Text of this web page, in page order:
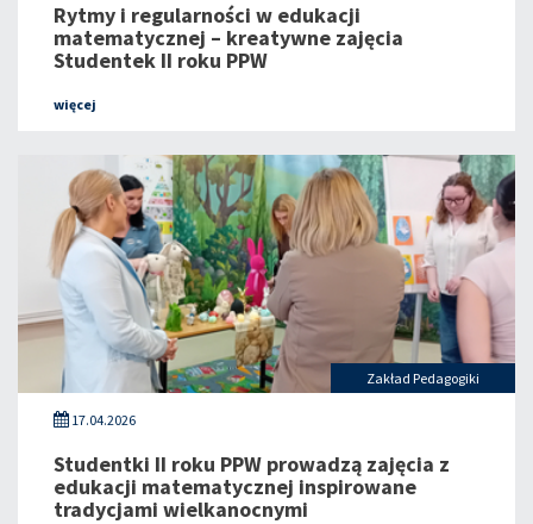
Rytmy i regularności w edukacji
matematycznej – kreatywne zajęcia
Studentek II roku PPW
więcej
Zakład Pedagogiki
17.04.2026
Studentki II roku PPW prowadzą zajęcia z
edukacji matematycznej inspirowane
tradycjami wielkanocnymi